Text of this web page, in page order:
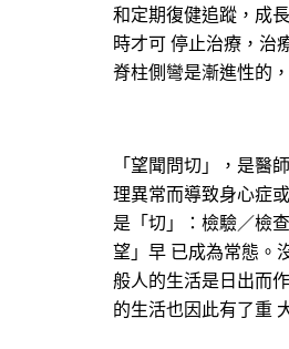
和定期復健追蹤，成
時才可 停止治療，治
脊柱側彎是漸進性的
「望聞問切」，是醫
理異常而導致身心症
是「切」：檢驗／檢
望」早 已成為常態。
般人的生活是日出而
的生活也因此有了重